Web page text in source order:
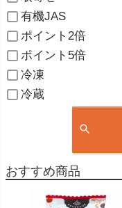
有機JAS
ポイント2倍
ポイント5倍
冷凍
冷蔵
おすすめ商品